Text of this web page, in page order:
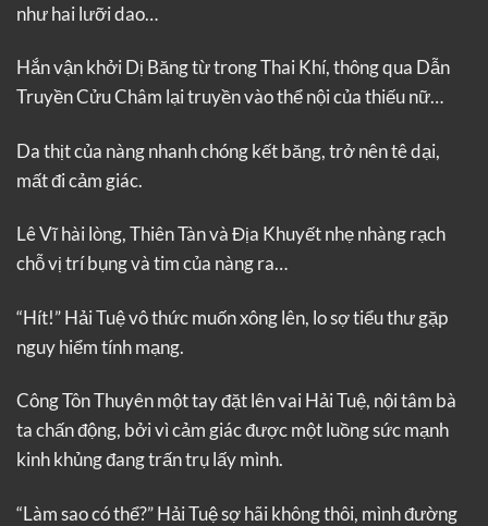
như hai lưỡi dao…
Hắn vận khởi Dị Băng từ trong Thai Khí, thông qua Dẫn
Truyền Cửu Châm lại truyền vào thể nội của thiếu nữ…
Da thịt của nàng nhanh chóng kết băng, trở nên tê dại,
mất đi cảm giác.
Lê Vĩ hài lòng, Thiên Tàn và Địa Khuyết nhẹ nhàng rạch
chỗ vị trí bụng và tim của nàng ra…
“Hít!” Hải Tuệ vô thức muốn xông lên, lo sợ tiểu thư gặp
nguy hiểm tính mạng.
Công Tôn Thuyên một tay đặt lên vai Hải Tuệ, nội tâm bà
ta chấn động, bởi vì cảm giác được một luồng sức mạnh
kinh khủng đang trấn trụ lấy mình.
“Làm sao có thể?” Hải Tuệ sợ hãi không thôi, mình đường